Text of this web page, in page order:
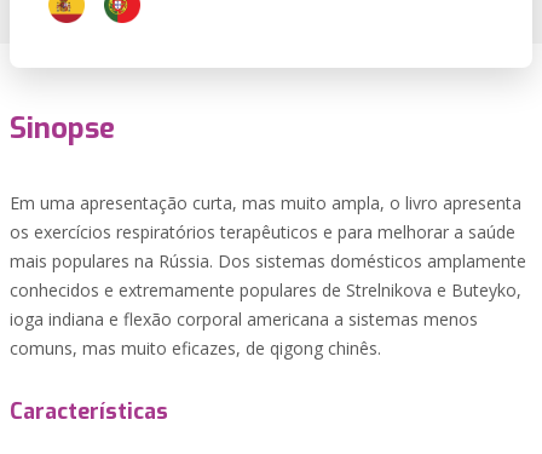
Sinopse
Em uma apresentação curta, mas muito ampla, o livro apresenta
os exercícios respiratórios terapêuticos e para melhorar a saúde
mais populares na Rússia. Dos sistemas domésticos amplamente
conhecidos e extremamente populares de Strelnikova e Buteyko,
ioga indiana e flexão corporal americana a sistemas menos
comuns, mas muito eficazes, de qigong chinês.
Características